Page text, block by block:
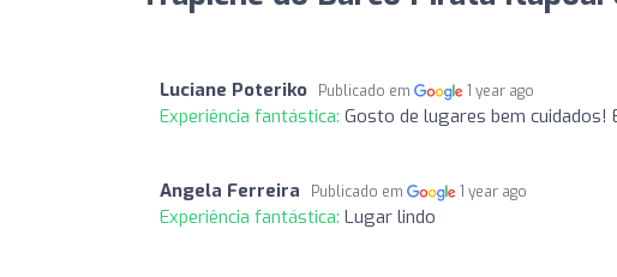
Luciane Poteriko Publicado em 1 year ago
Experiência fantástica: Gosto de lugares bem cuidados!
Angela Ferreira Publicado em 1 year ago
Experiência fantástica: Lugar lindo